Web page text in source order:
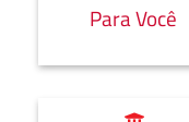
Para Você